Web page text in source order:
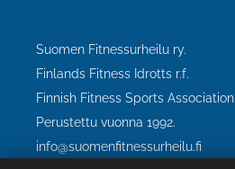
Suomen Fitnessurheilu ry.
Finlands Fitness Idrotts r.f.
Finnish Fitness Sports Association
Perustettu vuonna 1992.
info@suomenfitnessurheilu.fi